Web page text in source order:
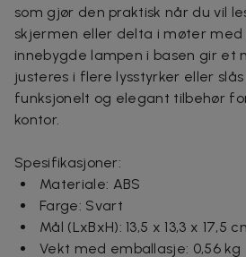
som gjør den praktisk når du vil
skjermen eller delta i møter med
innebygde lampen i basen gir et
justeres i flere lysstyrker eller slås
funksjonelt og elegant tilbehør
kontor.
Spesifikasjoner:
Materiale: ABS
Farge: Svart
Mål (LxBxH): 13,5 x 13,3 x 17,5
Vekt med emballasje: 0,56 kg